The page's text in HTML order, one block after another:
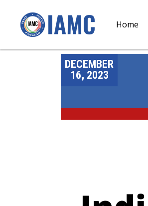
Home
DECEMBER
16, 2023